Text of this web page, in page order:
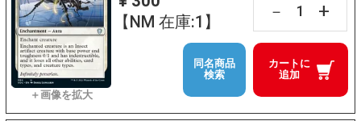
【NM 在庫:1】
－ +
カートに
追加
同名商品
検索